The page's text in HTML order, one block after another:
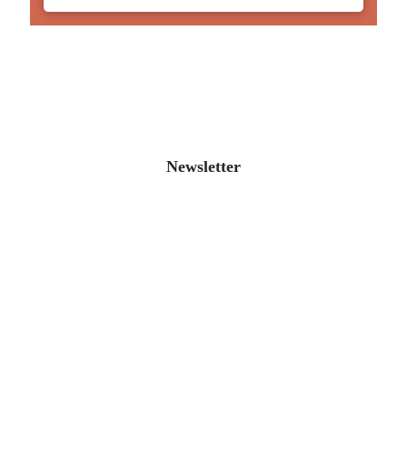
Newsletter